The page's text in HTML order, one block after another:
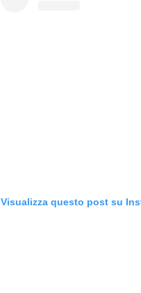
Visualizza questo post su